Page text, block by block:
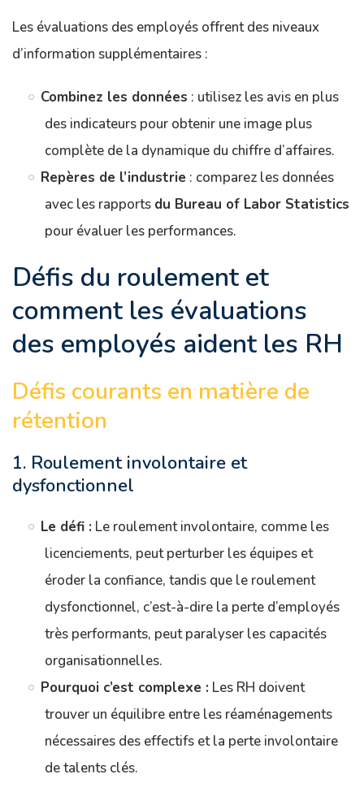
Les évaluations des employés offrent des niveaux
d’information supplémentaires :
Combinez les données : utilisez les avis en plus
des indicateurs pour obtenir une image plus
complète de la dynamique du chiffre d’affaires.
Repères de l’industrie : comparez les données
avec les rapports du Bureau of Labor Statistics
pour évaluer les performances.
Défis du roulement et
comment les évaluations
des employés aident les RH
Défis courants en matière de
rétention
1. Roulement involontaire et
dysfonctionnel
Le défi : Le roulement involontaire, comme les
licenciements, peut perturber les équipes et
éroder la confiance, tandis que le roulement
dysfonctionnel, c’est-à-dire la perte d’employés
très performants, peut paralyser les capacités
organisationnelles.
Pourquoi c’est complexe : Les RH doivent
trouver un équilibre entre les réaménagements
nécessaires des effectifs et la perte involontaire
de talents clés.